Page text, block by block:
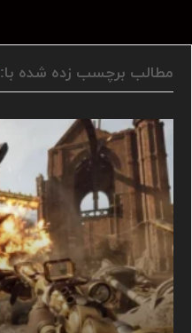
مطالب برچسب زده شده با: